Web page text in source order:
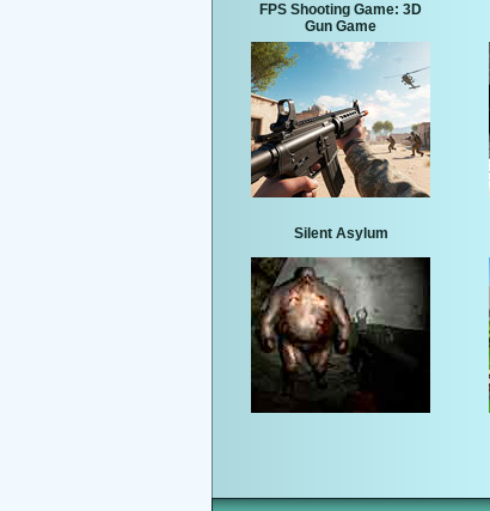
FPS Shooting Game: 3D
Gun Game
Silent Asylum